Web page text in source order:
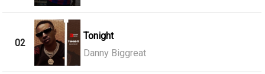
02
Tonight
Danny Biggreat